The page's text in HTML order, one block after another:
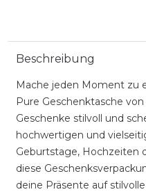
Beschreibung
Mache jeden Moment zu
Pure Geschenktasche
Geschenke stilvoll und
hochwertigen und
Geburtstage, Hochzeiten
diese
deine Präsente auf